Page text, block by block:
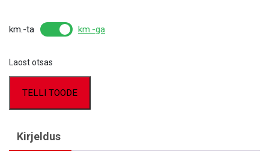
km.-ta km.-ga
Laost otsas
TELLI TOODE
Kirjeldus